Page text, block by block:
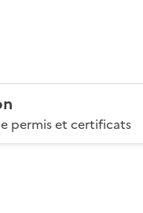
permis et certificats